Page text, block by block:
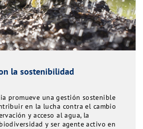
la sostenibilidad
promueve una gestión sostenible
en la lucha contra el cambio
y acceso al agua, la
y ser agente activo en